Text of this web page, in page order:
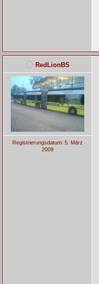
RedLionBS
Registrierungsdatum: 5. März
2009